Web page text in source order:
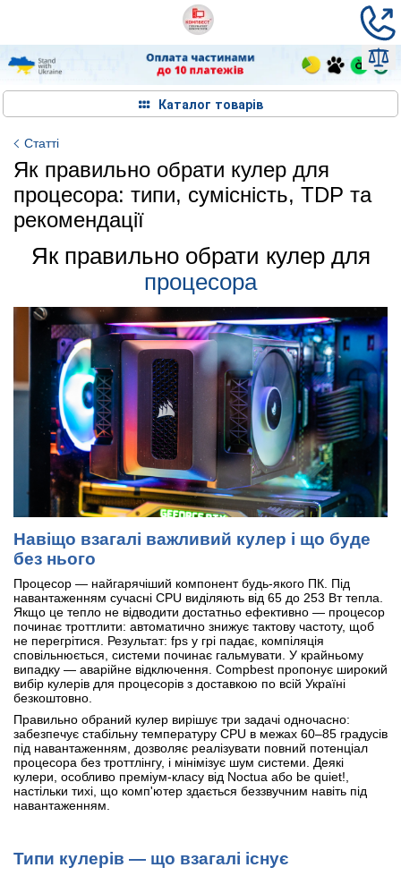
Каталог товарів
Статті
Як правильно обрати кулер для
процесора: типи, сумісність, TDP та
рекомендації
Як правильно обрати кулер для
процесора
Навіщо взагалі важливий кулер і що буде
без нього
Процесор — найгарячіший компонент будь-якого ПК. Під
навантаженням сучасні CPU виділяють від 65 до 253 Вт тепла.
Якщо це тепло не відводити достатньо ефективно — процесор
починає троттлити: автоматично знижує тактову частоту, щоб
не перегрітися. Результат: fps у грі падає, компіляція
сповільнюється, системи починає гальмувати. У крайньому
випадку — аварійне відключення. Compbest пропонує широкий
вибір кулерів для процесорів з доставкою по всій Україні
безкоштовно.
Правильно обраний кулер вирішує три задачі одночасно:
забезпечує стабільну температуру CPU в межах 60–85 градусів
під навантаженням, дозволяє реалізувати повний потенціал
процесора без троттлінгу, і мінімізує шум системи. Деякі
кулери, особливо преміум-класу від Noctua або be quiet!,
настільки тихі, що комп'ютер здається беззвучним навіть під
навантаженням.
Типи кулерів — що взагалі існує